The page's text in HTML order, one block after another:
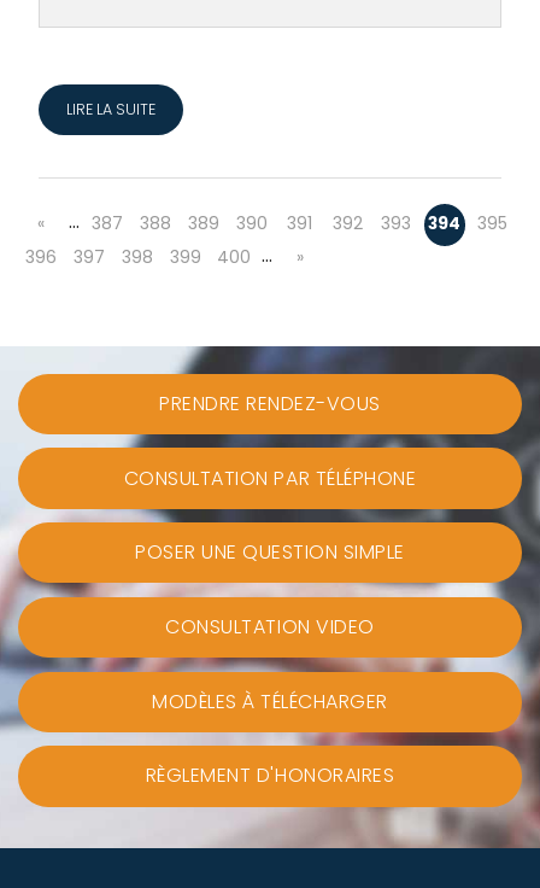
LIRE LA SUITE
« … 387 388 389 390 391 392 393 394
395
396
397 398 399 400 … »
PRENDRE RENDEZ-VOUS
CONSULTATION PAR TÉLÉPHONE
POSER UNE QUESTION SIMPLE
CONSULTATION VIDEO
MODÈLES À TÉLÉCHARGER
RÈGLEMENT D'HONORAIRES